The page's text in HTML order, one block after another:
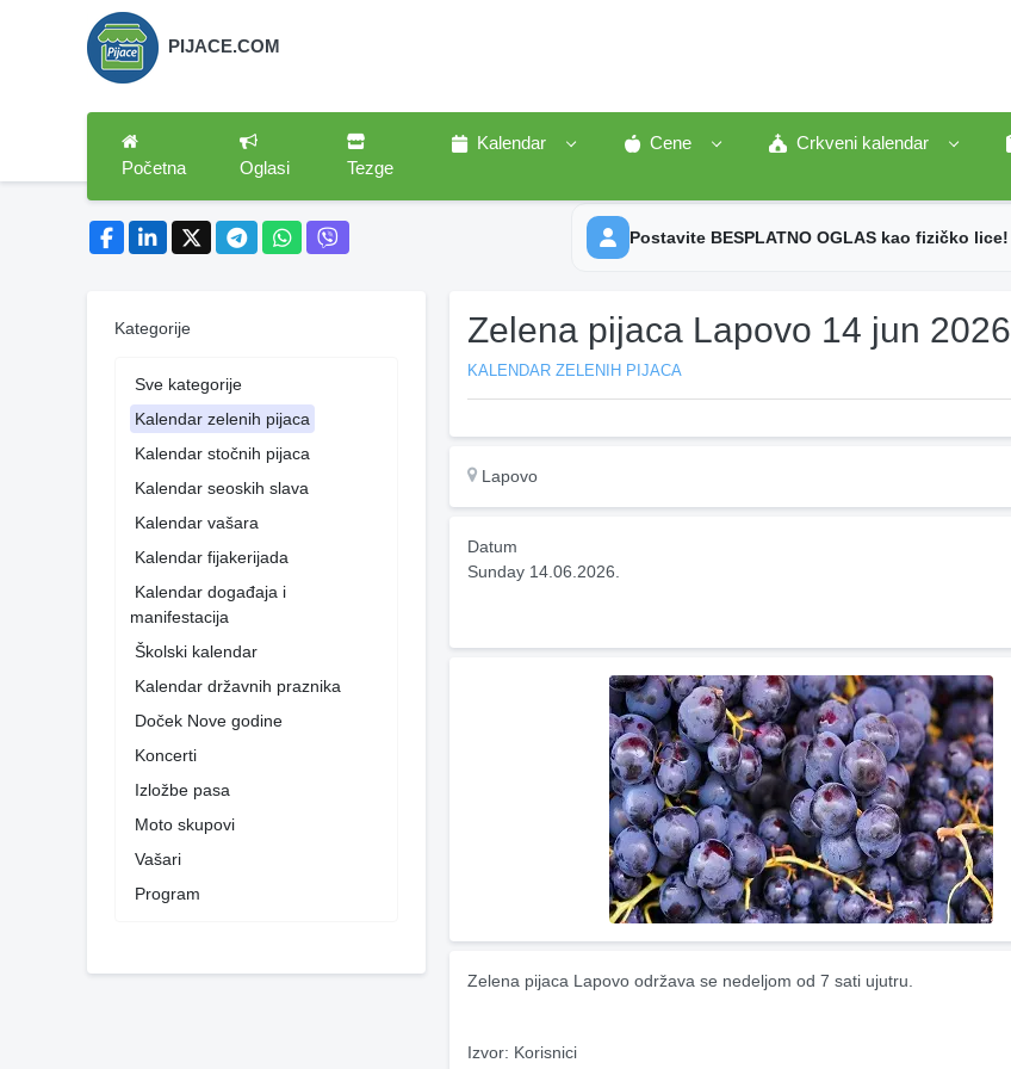
PIJACE.COM
Početna Oglasi Tezge
Kalendar Cene Crkveni kalendar
Postavite BESPLATNO OGLAS kao fizičko lice!
Kategorije
Sve kategorije
Kalendar zelenih pijaca
Kalendar stočnih pijaca
Kalendar seoskih slava
Kalendar vašara
Kalendar fijakerijada
Kalendar događaja i
manifestacija
Školski kalendar
Kalendar državnih praznika
Doček Nove godine
Koncerti
Izložbe pasa
Moto skupovi
Vašari
Program
Zelena pijaca Lapovo 14 jun 2026
KALENDAR ZELENIH PIJACA
Lapovo
Datum
Sunday 14.06.2026.
Zelena pijaca Lapovo održava se nedeljom od 7 sati ujutru.
Izvor: Korisnici